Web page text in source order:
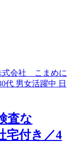
査な
宅付き／4